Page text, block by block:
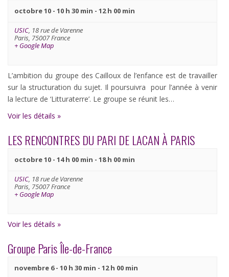
octobre 10 - 10 h 30 min - 12 h 00 min
USIC, 18 rue de Varenne
Paris, 75007France
+ Google Map
L’ambition du groupe des Cailloux de l’enfance est de travailler
sur la structuration du sujet. Il poursuivra pour l’année à venir
la lecture de ‘Litturaterre’. Le groupe se réunit les…
Voir les détails »
LES RENCONTRES DU PARI DE LACAN À PARIS
octobre 10 - 14 h 00 min - 18 h 00 min
USIC, 18 rue de Varenne
Paris, 75007France
+ Google Map
Voir les détails »
Groupe Paris Île-de-France
novembre 6 - 10 h 30 min - 12 h 00 min